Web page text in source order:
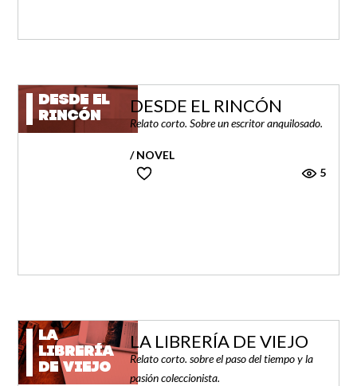
DESDE EL
RINCÓN
DESDE EL RINCÓN
Relato corto. Sobre un escritor anquilosado.
/ NOVEL
5
LA
LIBRERÍA
DE VIEJO
LA LIBRERÍA DE VIEJO
Relato corto. sobre el paso del tiempo y la
pasión coleccionista.